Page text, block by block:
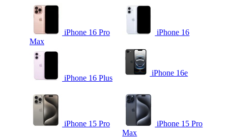
iPhone 16 Pro
Max
iPhone 16
iPhone 16 Plus
iPhone 16e
iPhone 15 Pro
iPhone 15 Pro
Max